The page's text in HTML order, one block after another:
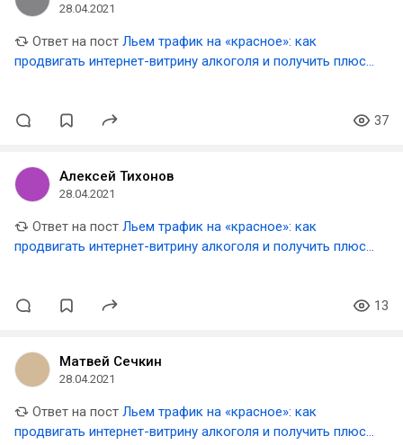
28.04.2021
Ответ на пост Льем трафик на «красное»: как
продвигать интернет-витрину алкоголя и получить плюс
37
Алексей Тихонов
28.04.2021
Ответ на пост Льем трафик на «красное»: как
продвигать интернет-витрину алкоголя и получить плюс
13
Матвей Сечкин
28.04.2021
Ответ на пост Льем трафик на «красное»: как
продвигать интернет-витрину алкоголя и получить плюс